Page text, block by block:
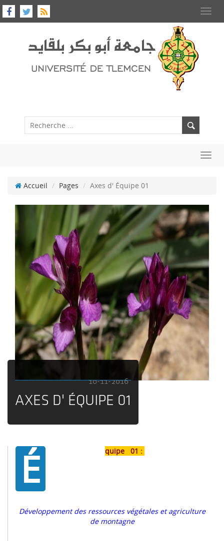
Accueil Pages Axes d' Équipe 01
10-11-2016
AXES D' ÉQUIPE 01
É quipe 01 :
Développement des ressources végétales et agriculture
de montagne